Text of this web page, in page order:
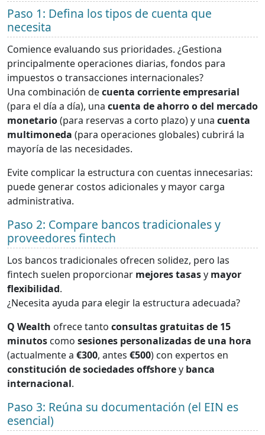
Paso 1: Defina los tipos de cuenta que
necesita
Comience evaluando sus prioridades. ¿Gestiona
principalmente operaciones diarias, fondos para
impuestos o transacciones internacionales?
Una combinación decuenta corriente empresarial
(para el día a día), una cuenta de ahorro o del mercado
monetario(para reservas a corto plazo) y una cuenta
multimoneda (para operaciones globales) cubrirá la
mayoría de las necesidades.
Evite complicar la estructura con cuentas innecesarias:
puede generar costos adicionales y mayor carga
administrativa.
Paso 2: Compare bancos tradicionales y
proveedores fintech
Los bancos tradicionales ofrecen solidez, pero las
fintech suelen proporcionar mejores tasasy mayor
flexibilidad.
¿Necesita ayuda para elegir la estructura adecuada?
Q Wealth ofrece tanto consultas gratuitas de 15
minutos como sesiones personalizadas de una hora
(actualmente a €300, antes €500) con expertos en
constitución de sociedades offshorey banca
internacional.
Paso 3: Reúna su documentación (el EIN es
esencial)